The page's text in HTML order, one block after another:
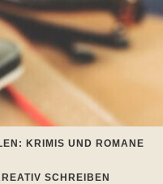
KRIMIS UND ROMANE
SCHREIBEN